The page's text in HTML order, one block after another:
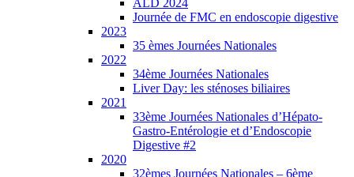
ALD 2024
Journée de FMC en endoscopie digestive
2023
35 èmes Journées Nationales
2022
34ème Journées Nationales
Liver Day: les sténoses biliaires
2021
33ème Journées Nationales d’Hépato-
Gastro-Entérologie et d’Endoscopie
Digestive #2
2020
32èmes Journées Nationales – 6ème